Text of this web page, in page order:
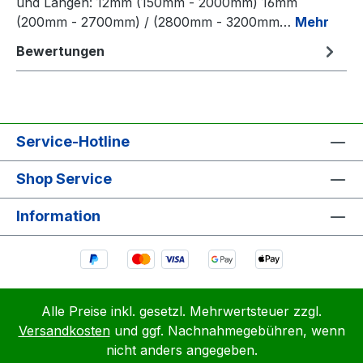
(200mm - 2700mm) / (2800mm - 3200mm… Mehr
Bewertungen
Service-Hotline
Shop Service
Information
Alle Preise inkl. gesetzl. Mehrwertsteuer zzgl.
Versandkostenund ggf. Nachnahmegebühren, wenn
nicht anders angegeben.